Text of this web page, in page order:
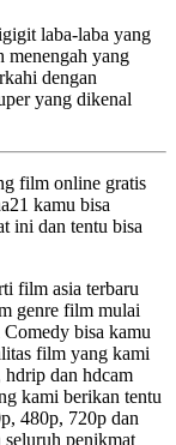
laba-laba yang
menengah yang
dengan
yang dikenal
film online gratis
kamu bisa
ini dan tentu bisa
film asia terbaru
genre film mulai
bisa kamu
film yang kami
dan hdcam
kami berikan tentu
480p, 720p dan
seluruh penikmat